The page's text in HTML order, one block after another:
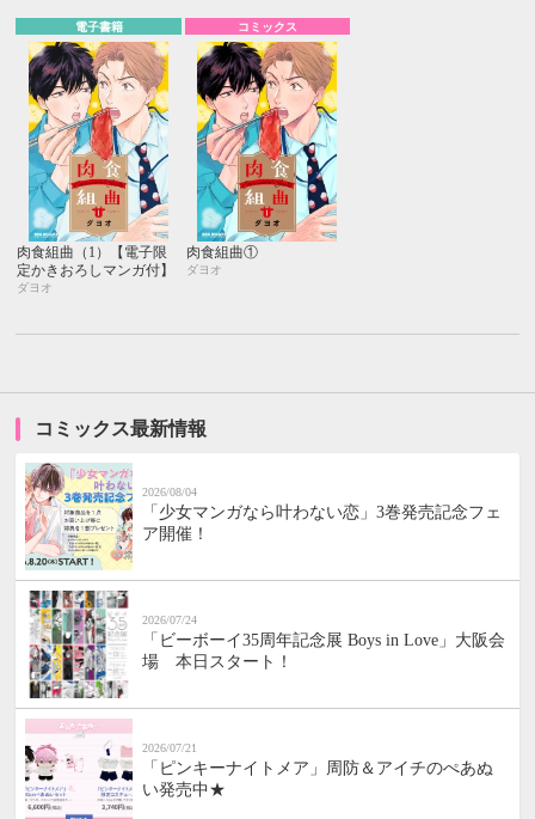
電子書籍
肉食組曲（1）【電子限
定かきおろしマンガ付】
ダヨオ
コミックス
肉食組曲①
ダヨオ
コミックス最新情報
2026/08/04
「少女マンガなら叶わない恋」3巻発売記念フェ
ア開催！
2026/07/24
「ビーボーイ35周年記念展 Boys in Love」大阪会
場 本日スタート！
2026/07/21
「ピンキーナイトメア」周防＆アイチのぺあぬ
い発売中★